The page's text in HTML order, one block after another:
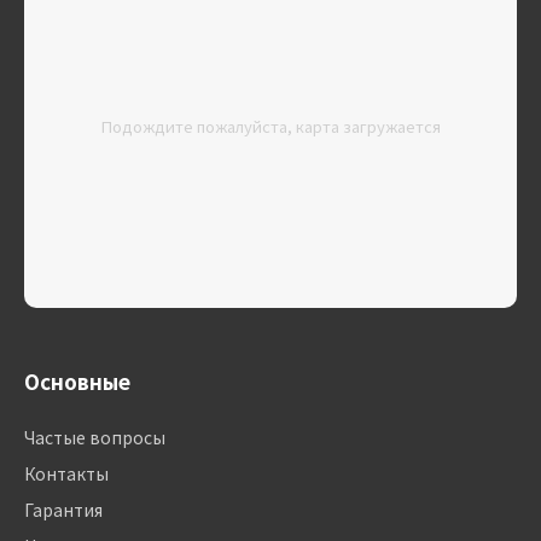
Подождите пожалуйста, карта загружается
Основные
Частые вопросы
Контакты
Гарантия